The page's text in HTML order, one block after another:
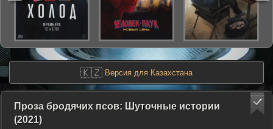
🇰🇿 Версия для Казахстана
Проза бродячих псов: Шуточные истории
(2021)